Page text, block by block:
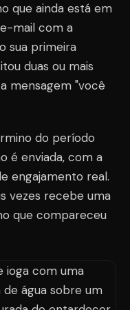
que ainda está em
mail com a
sua primeira
duas ou mais
mensagem "você
do período
é enviada, com a
engajamento real.
vezes recebe uma
que compareceu